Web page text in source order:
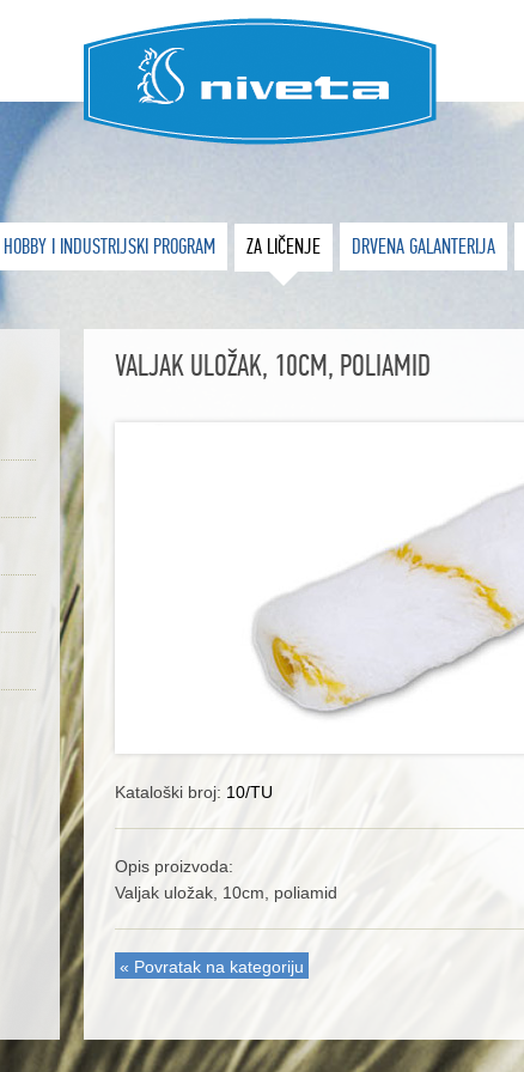
HOBBY I INDUSTRIJSKI PROGRAM ZA LIČENJE DRVENA GALANTERIJA
VALJAK ULOŽAK, 10CM, POLIAMID
Kataloški broj: 10/TU
Opis proizvoda:
Valjak uložak, 10cm, poliamid
« Povratak na kategoriju